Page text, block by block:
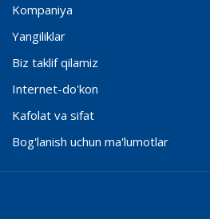
Kompaniya
Yangiliklar
Biz taklif qilamiz
Internet-do'kon
Kafolat va sifat
Bog'lanish uchun ma'lumotlar